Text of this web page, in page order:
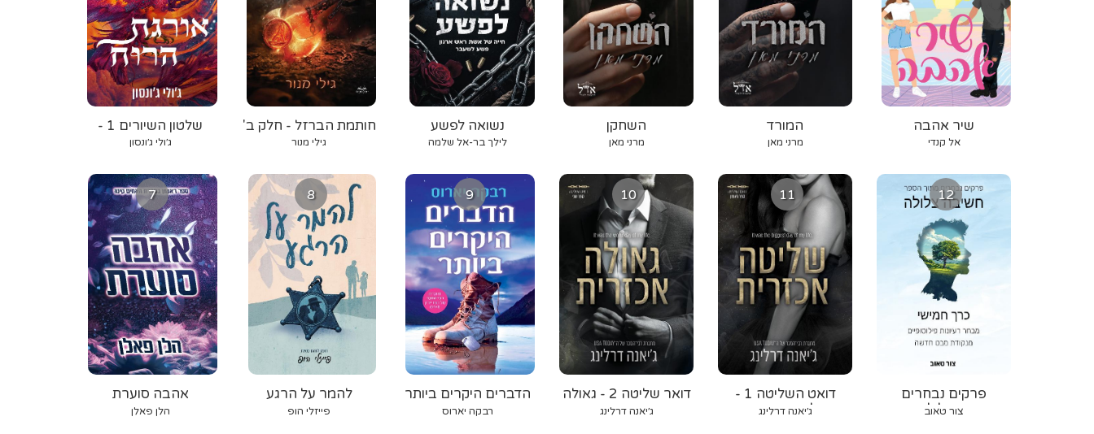
שלטון השיורים 1 -
אורגת הרוח
ג׳ולי ג׳ונסון
חותמת הברזל - חלק ב'
גילי מנור
נשואה לפשע
לילך בר-אל שלמה
השחקן
מרני מאן
המורד
מרני מאן
שיר אהבה
אל קנדי
7
אהבה סוערת
הלן פאלן
8
להמר על הרגע
פייזלי הופ
9
הדברים היקרים ביותר
רבקה יארוס
10
דואר שליטה 2 - גאולה
אכזרית
ג׳יאנה דרלינג
11
דואט השליטה 1 -
שליטה אכזרית
ג׳יאנה דרלינג
12
פרקים נבחרים
מחשיבה צלולה - כרך
צור טאוב